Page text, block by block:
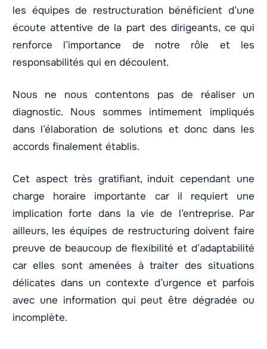
les équipes de restructuration bénéficient d’une
écoute attentive de la part des dirigeants, ce qui
renforce l’importance de notre rôle et les
responsabilités qui en découlent.
Nous ne nous contentons pas de réaliser un
diagnostic. Nous sommes intimement impliqués
dans l’élaboration de solutions et donc dans les
accords finalement établis.
Cet aspect très gratifiant, induit cependant une
charge horaire importante car il requiert une
implication forte dans la vie de l’entreprise. Par
ailleurs, les équipes de restructuring doivent faire
preuve de beaucoup de flexibilité et d’adaptabilité
car elles sont amenées à traiter des situations
délicates dans un contexte d’urgence et parfois
avec une information qui peut être dégradée ou
incomplète.